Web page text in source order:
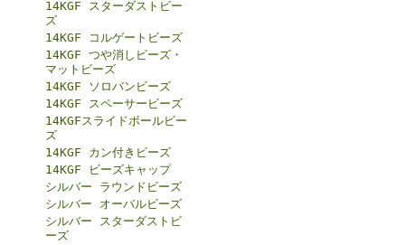
14KGF スターダストビー
ズ
14KGF コルゲートビーズ
14KGF つや消しビーズ・
マットビーズ
14KGF ソロバンビーズ
14KGF スペーサービーズ
14KGFスライドボールビー
ズ
14KGF カン付きビーズ
14KGF ビーズキャップ
シルバー ラウンドビーズ
シルバー オーバルビーズ
シルバー スターダストビ
ーズ